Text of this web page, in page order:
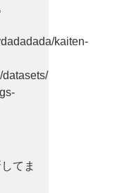
kaiten-
datasets/
てま